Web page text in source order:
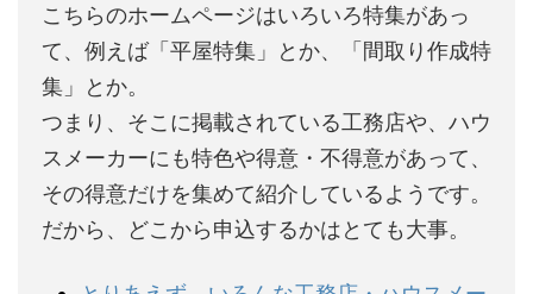
こちらのホームページはいろいろ特集があっ
て、例えば「平屋特集」とか、「間取り作成特
集」とか。
つまり、そこに掲載されている工務店や、ハウ
スメーカーにも特色や得意・不得意があって、
その得意だけを集めて紹介しているようです。
だから、どこから申込するかはとても大事。